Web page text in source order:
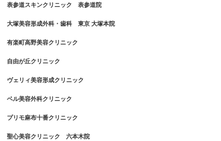
表参道スキンクリニック 表参道院
大塚美容形成外科・歯科 東京 大塚本院
有楽町高野美容クリニック
自由が丘クリニック
ヴェリィ美容形成クリニック
ベル美容外科クリニック
プリモ麻布十番クリニック
聖心美容クリニック 六本木院